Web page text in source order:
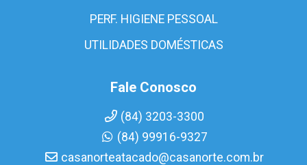
PERF. HIGIENE PESSOAL
UTILIDADES DOMÉSTICAS
Fale Conosco
(84) 3203-3300
(84) 99916-9327
casanorteatacado@casanorte.com.br